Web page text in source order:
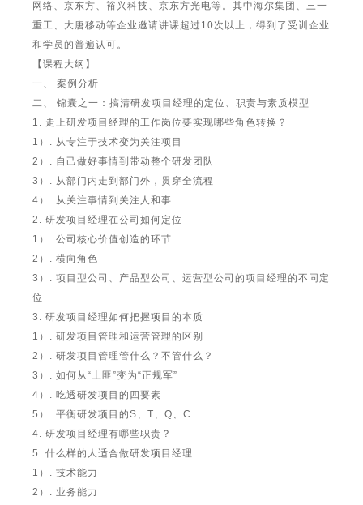
网络、京东方、裕兴科技、京东方光电等。其中海尔集团、三一
重工、大唐移动等企业邀请讲课超过10次以上，得到了受训企业
和学员的普遍认可。
【课程大纲】
一、 案例分析
二、 锦囊之一：搞清研发项目经理的定位、职责与素质模型
1. 走上研发项目经理的工作岗位要实现哪些角色转换？
1）. 从专注于技术变为关注项目
2）. 自己做好事情到带动整个研发团队
3）. 从部门内走到部门外，贯穿全流程
4）. 从关注事情到关注人和事
2. 研发项目经理在公司如何定位
1）. 公司核心价值创造的环节
2）. 横向角色
3）. 项目型公司、产品型公司、运营型公司的项目经理的不同定
位
3. 研发项目经理如何把握项目的本质
1）. 研发项目管理和运营管理的区别
2）. 研发项目管理管什么？不管什么？
3）. 如何从“土匪”变为“正规军”
4）. 吃透研发项目的四要素
5）. 平衡研发项目的S、T、Q、C
4. 研发项目经理有哪些职责？
5. 什么样的人适合做研发项目经理
1）. 技术能力
2）. 业务能力